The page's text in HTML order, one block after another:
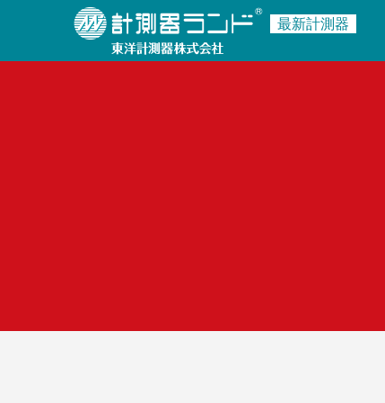
最新計測器
ご利用ガイド 商品名・キーワード